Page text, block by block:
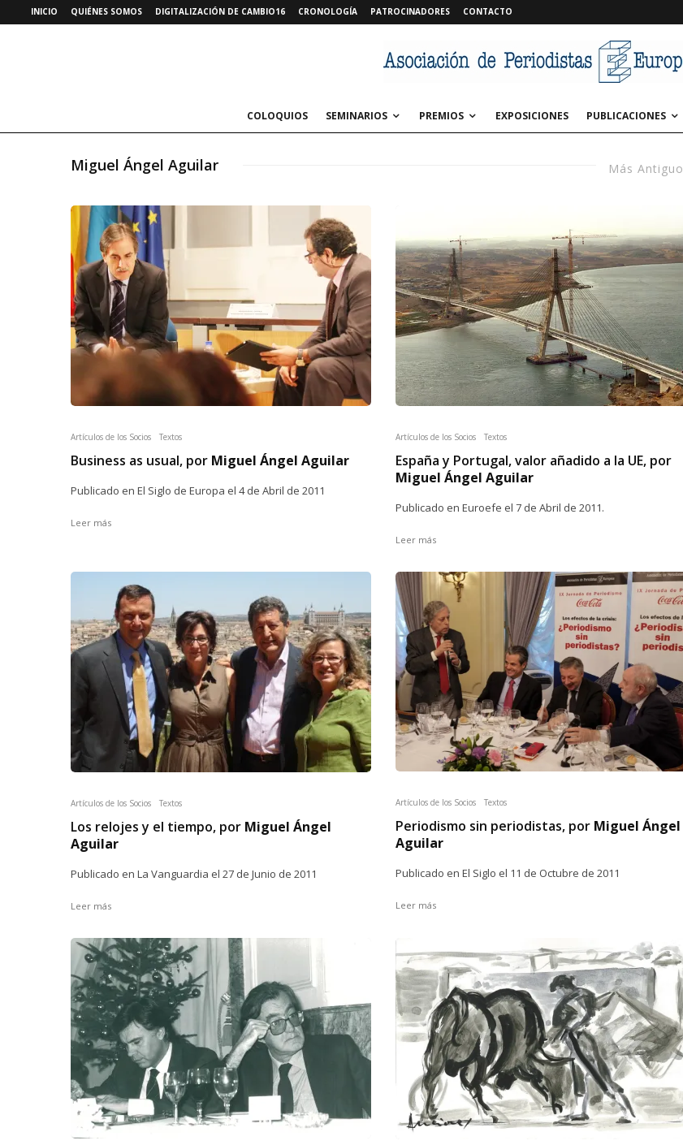
INICIO QUIÉNES SOMOS DIGITALIZACIÓN DE CAMBIO16 CRONOLOGÍA PATROCINADORES CONTACTO
COLOQUIOS SEMINARIOS PREMIOS EXPOSICIONES PUBLICACIONES
Más Antiguo
Miguel Ángel Aguilar
Artículos de los Socios Textos
Business as usual, por Miguel Ángel Aguilar
Publicado en El Siglo de Europa el 4 de Abril de 2011
Leer más
Artículos de los Socios Textos
España y Portugal, valor añadido a la UE, por
Miguel Ángel Aguilar
Publicado en Euroefe el 7 de Abril de 2011.
Leer más
Artículos de los Socios Textos
Los relojes y el tiempo, por Miguel Ángel
Aguilar
Publicado en La Vanguardia el 27 de Junio de 2011
Leer más
Artículos de los Socios Textos
Periodismo sin periodistas, por Miguel Ángel
Aguilar
Publicado en El Siglo el 11 de Octubre de 2011
Leer más